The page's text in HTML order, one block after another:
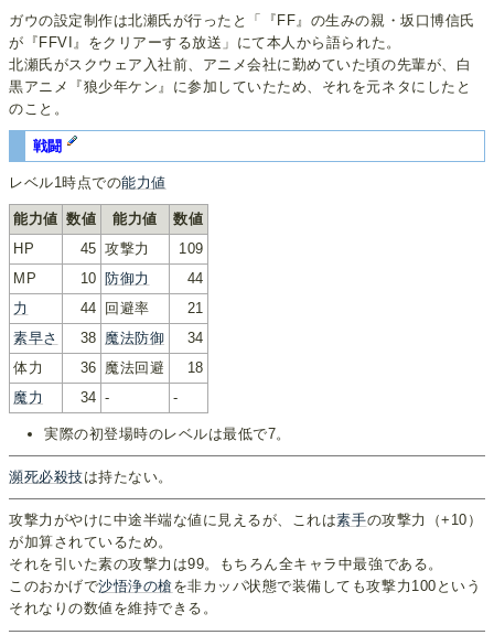
ガウの設定制作は北瀬氏が行ったと「『FF』の生みの親・坂口博信氏
が『FFVI』をクリアーする放送」にて本人から語られた。
北瀬氏がスクウェア入社前、アニメ会社に勤めていた頃の先輩が、白
黒アニメ『狼少年ケン』に参加していたため、それを元ネタにしたと
のこと。
戦闘
レベル1時点での能力値
能力値 数値 能力値
数値
HP
45 攻撃力
109
MP
10 防御力
44
力
44 回避率
21
素早さ
38 魔法防御
34
体力
36 魔法回避
18
魔力
34 - -
実際の初登場時のレベルは最低で7。
瀕死必殺技は持たない。
攻撃力がやけに中途半端な値に見えるが、これは素手の攻撃力（+10）
が加算されているため。
それを引いた素の攻撃力は99。もちろん全キャラ中最強である。
このおかげで沙悟浄の槍 を非カッパ状態で装備しても攻撃力100という
それなりの数値を維持できる。